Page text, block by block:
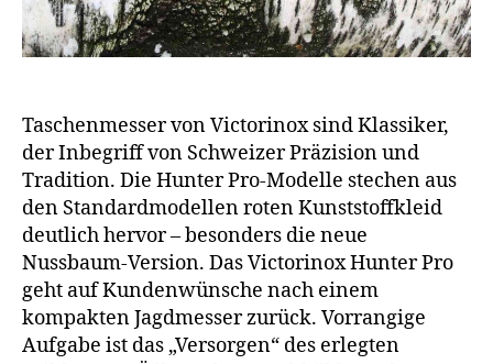
Taschenmesser von Victorinox sind Klassiker,
der Inbegriff von Schweizer Präzision und
Tradition. Die Hunter Pro-Modelle stechen aus
den Standardmodellen roten Kunststoffkleid
deutlich hervor – besonders die neue
Nussbaum-Version. Das Victorinox Hunter Pro
geht auf Kundenwünsche nach einem
kompakten Jagdmesser zurück. Vorrangige
Aufgabe ist das „Versorgen“ des erlegten